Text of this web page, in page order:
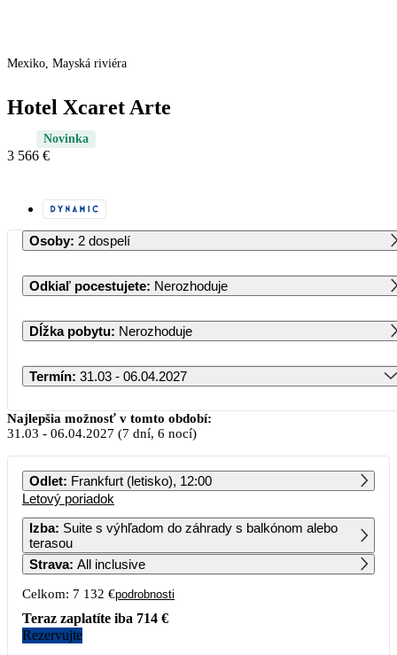
Mexiko, Mayská riviéra
Hotel Xcaret Arte
Novinka
3 566 €
Osoby: 2 dospelí
Odkiaľ pocestujete: Nerozhoduje
Dĺžka pobytu: Nerozhoduje
Termín: 31.03 - 06.04.2027
Marec 2027
PO UT ST ŠT PI SO NE
1
4 335 5 002 4 393 4 409 4 376 4 532 4 547
8
4 676
9
5 227
10 11 12 13 14
15 16 17
22
Najlepšia možnosť v tomto období:
31.03 - 06.04.2027 (7 dní, 6 nocí)
Odlet: Frankfurt (letisko), 12:00
Letový poriadok
Izba: Suite s výhľadom do záhrady s balkónom alebo
terasou
Strava: All inclusive
Celkom: 7 132 €podrobnosti
Teraz zaplatíte iba 714 €
Rezervujte